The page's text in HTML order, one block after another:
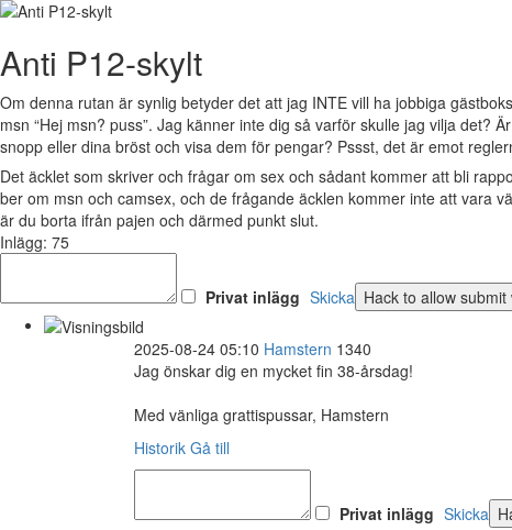
Anti P12-skylt
Om denna rutan är synlig betyder det att jag INTE vill ha jobbiga
msn “Hej msn? puss”. Jag känner inte dig så varför skulle jag vilja det?
snopp eller dina bröst och visa dem för pengar? Pssst, det är emot
Det äcklet som skriver och frågar om sex och sådant kommer att bli
ber om msn och camsex, och de frågande äcklen kommer inte att vara
är du borta ifrån pajen och därmed punkt slut.
Inlägg: 75
Privat inlägg Skicka
2025-08-24 05:10 Hamstern 1340
Jag önskar dig en mycket fin 38-årsdag!
Med vänliga grattispussar, Hamstern
Historik Gå till
Privat inlägg Skicka